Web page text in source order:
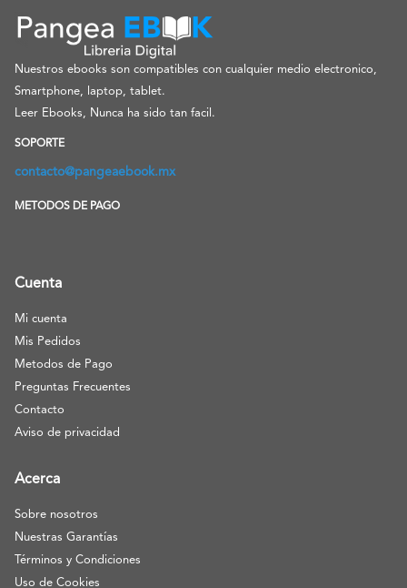
Nuestros ebooks son compatibles con cualquier medio electronico,
Smartphone, laptop, tablet.
Leer Ebooks, Nunca ha sido tan facil.
SOPORTE
contacto@pangeaebook.mx
METODOS DE PAGO
Cuenta
Mi cuenta
Mis Pedidos
Metodos de Pago
Preguntas Frecuentes
Contacto
Aviso de privacidad
Acerca
Sobre nosotros
Nuestras Garantías
Términos y Condiciones
Uso de Cookies